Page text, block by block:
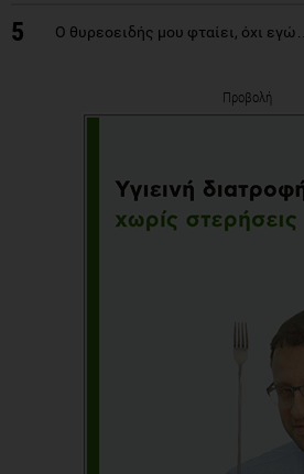
5 Ο θυρεοειδής μου φταίει, όχι εγώ…
Προβολή